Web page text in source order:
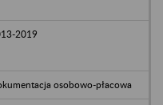
2019
osobowo-płacowa